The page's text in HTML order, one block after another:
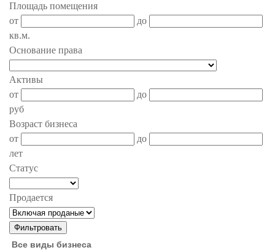
Площадь помещения
от
до
кв.м.
Основание права
Активы
от
до
руб
Возраст бизнеса
от
до
лет
Статус
Продается
Все виды бизнеса